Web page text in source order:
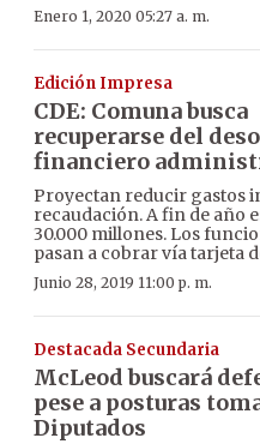
Enero 1, 2020 05:27 a. m.
Edición Impresa
CDE: Comuna busca
recuperarse del
financiero
Proyectan reducir gastos
recaudación. A fin de año
30.000 millones. Los
pasan a cobrar vía tarjeta
Junio 28, 2019 11:00 p. m.
Destacada Secundaria
McLeod buscará
pese a posturas
Diputados